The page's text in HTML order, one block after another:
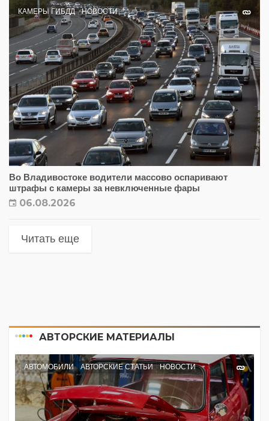
КАМЕРЫ ГИБДД НОВОСТИ
Во Владивостоке водители массово оспаривают
штрафы с камеры за невключенные фары
06.08.2026
Читать еще
АВТОРСКИЕ МАТЕРИАЛЫ
АВТОМОБИЛИ АВТОРСКИЕ СТАТЬИ НОВОСТИ